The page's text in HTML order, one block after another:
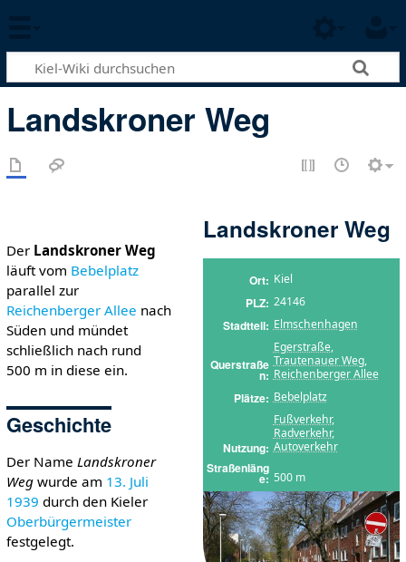
Landskroner Weg
Landskroner Weg
Ort Kiel
PLZ 24146
Stadtteil Elmschenhagen
Querstraße
n
Egerstraße,
Trautenauer Weg,
Reichenberger Allee
Plätze Bebelplatz
Nutzung
Fußverkehr,
Radverkehr,
Autoverkehr
Straßenläng
e 500 m
Der Landskroner Weg
läuft vom Bebelplatz
parallel zur
Reichenberger Allee nach
Süden und mündet
schließlich nach rund
500 m in diese ein.
Geschichte
Der Name Landskroner
Wegwurde am 13. Juli
1939 durch den Kieler
Oberbürgermeister
festgelegt.